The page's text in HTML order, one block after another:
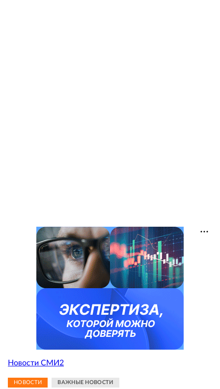
Новости СМИ2
НОВОСТИ ВАЖНЫЕ НОВОСТИ